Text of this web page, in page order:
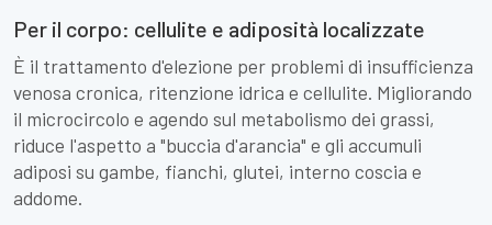
Per il corpo: cellulite e adiposità localizzate
È il trattamento d'elezione per problemi di insufficienza
venosa cronica, ritenzione idrica e cellulite. Migliorando
il microcircolo e agendo sul metabolismo dei grassi,
riduce l'aspetto a "buccia d'arancia" e gli accumuli
adiposi su gambe, fianchi, glutei, interno coscia e
addome.